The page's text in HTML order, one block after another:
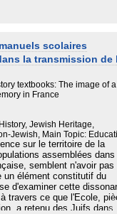
their preparedness to
the prevalence of
survey outlines key areas
including:
enhancing high-quality
and guidance on how to
the survey provides
high quality
teachers in
scolaires
la transmission de
textbooks: The image of a
in France
Jewish Heritage,
Jewish, Main Topic:
sur le territoire de la
assemblées dans
semblent n'avoir pas
un élément constitutif du
d'examiner cette
travers ce que l'Ecole,
a retenu des Juifs dans